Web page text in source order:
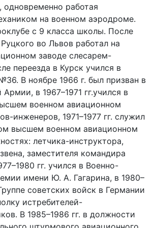
одновременно работая
на военном аэродроме.
с 9 класса школы. После
во Львов работал на
заводе слесарем-
переезда в Курск учился в
В ноябре 1966 г. был призван в
в 1967–1971 гг.учился в
военном авиационном
инженеров, 1971–1977 гг. служил
высшем военном авиационном
летчика-инструктора,
заместителя командира
гг. учился в Военно-
имени Ю. А. Гагарина, в 1980–
советских войск в Германии
истребителей-
В 1985–1986 гг. в должности